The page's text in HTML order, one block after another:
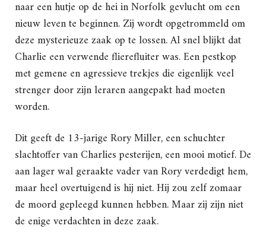
naar een hutje op de hei in Norfolk gevlucht om een
nieuw leven te beginnen. Zij wordt opgetrommeld om
deze mysterieuze zaak op te lossen. Al snel blijkt dat
Charlie een verwende flierefluiter was. Een pestkop
met gemene en agressieve trekjes die eigenlijk veel
strenger door zijn leraren aangepakt had moeten
worden.
Dit geeft de 13-jarige Rory Miller, een schuchter
slachtoffer van Charlies pesterijen, een mooi motief. De
aan lager wal geraakte vader van Rory verdedigt hem,
maar heel overtuigend is hij niet. Hij zou zelf zomaar
de moord gepleegd kunnen hebben. Maar zij zijn niet
de enige verdachten in deze zaak.